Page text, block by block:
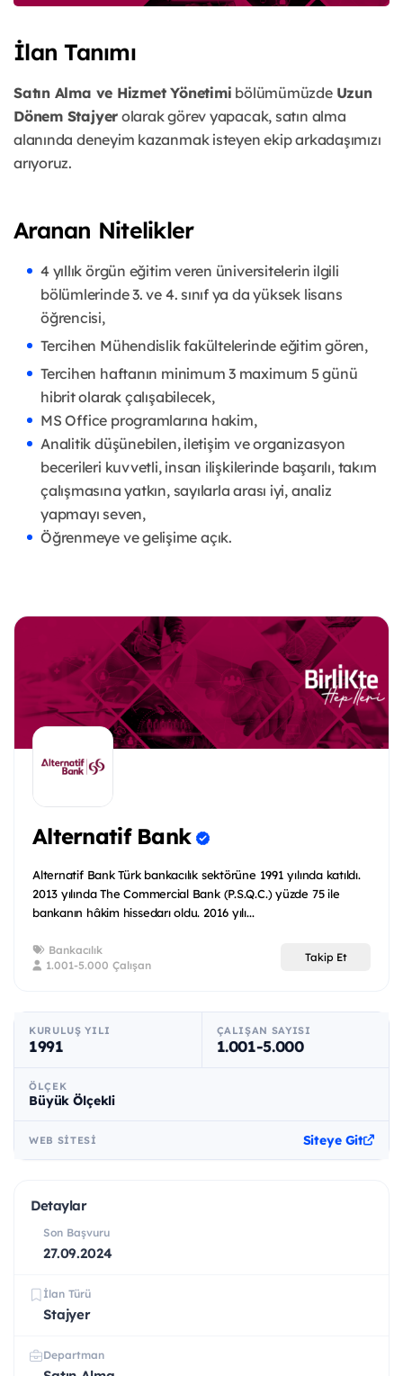
İlan Tanımı
Satın Alma ve Hizmet Yönetimi bölümümüzde Uzun
Dönem Stajyer olarak görev yapacak, satın alma
alanında deneyim kazanmak isteyen ekip arkadaşımızı
arıyoruz.
Aranan Nitelikler
4 yıllık örgün eğitim veren üniversitelerin ilgili
bölümlerinde 3. ve 4. sınıf ya da yüksek lisans
öğrencisi,
Tercihen Mühendislik fakültelerinde eğitim gören,
Tercihen haftanın minimum 3 maximum 5 günü
hibrit olarak çalışabilecek,
MS Office programlarına hakim,
Analitik düşünebilen, iletişim ve organizasyon
becerileri kuvvetli, insan ilişkilerinde başarılı, takım
çalışmasına yatkın, sayılarla arası iyi, analiz
yapmayı seven,
Öğrenmeye ve gelişime açık.
Alternatif Bank
Alternatif Bank Türk bankacılık sektörüne 1991 yılında katıldı.
2013 yılında The Commercial Bank (P.S.Q.C.) yüzde 75 ile
bankanın hâkim hissedarı oldu. 2016 yılı...
Bankacılık
1.001-5.000 Çalışan
Takip Et
KURULUŞ YILI
1991
ÇALIŞAN SAYISI
1.001-5.000
ÖLÇEK
Büyük Ölçekli
WEB SITESI Siteye Git
Detaylar
Son Başvuru
27.09.2024
İlan Türü
Stajyer
Departman